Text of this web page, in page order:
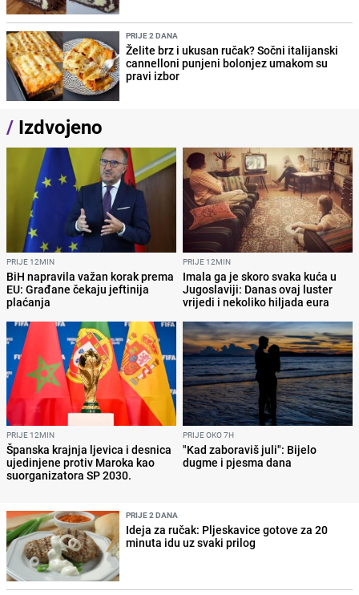
PRIJE 2 DANA
Želite brz i ukusan ručak? Sočni italijanski
cannelloni punjeni bolonjez umakom su
pravi izbor
/ Izdvojeno
PRIJE 12MIN
BiH napravila važan korak prema
EU: Građane čekaju jeftinija
plaćanja
PRIJE 12MIN
Imala ga je skoro svaka kuća u
Jugoslaviji: Danas ovaj luster
vrijedi i nekoliko hiljada eura
PRIJE 12MIN
Španska krajnja ljevica i desnica
ujedinjene protiv Maroka kao
suorganizatora SP 2030.
PRIJE OKO 7H
"Kad zaboraviš juli": Bijelo
dugme i pjesma dana
PRIJE 2 DANA
Ideja za ručak: Pljeskavice gotove za 20
minuta idu uz svaki prilog